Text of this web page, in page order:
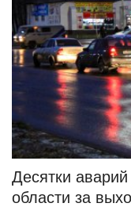
Десятки
области за